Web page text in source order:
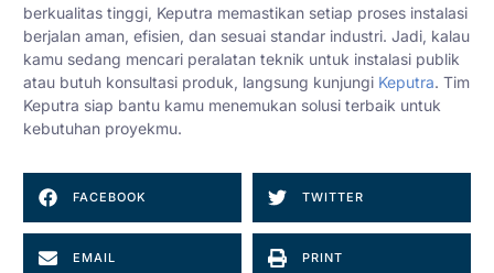
berkualitas tinggi, Keputra memastikan setiap proses instalasi
berjalan aman, efisien, dan sesuai standar industri. Jadi, kalau
kamu sedang mencari peralatan teknik untuk instalasi publik
atau butuh konsultasi produk, langsung kunjungi Keputra. Tim
Keputra siap bantu kamu menemukan solusi terbaik untuk
kebutuhan proyekmu.
FACEBOOK TWITTER
EMAIL PRINT